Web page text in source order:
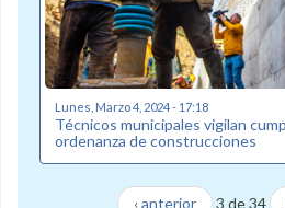
Lunes, Marzo 4, 2024 - 17:18
Técnicos municipales vigilan
ordenanza de construcciones
‹ anterior 3 de 34